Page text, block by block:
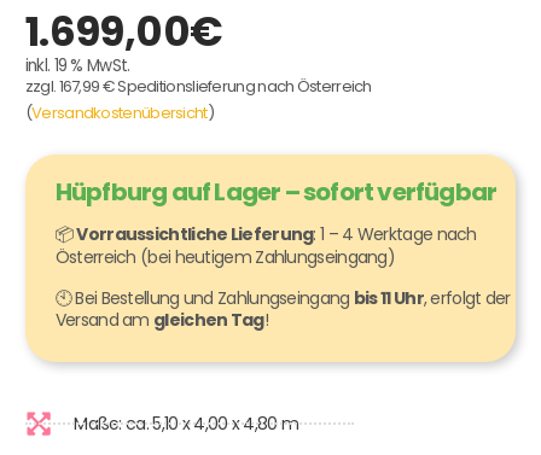
1.699,00€
inkl. 19 % MwSt.
zzgl. 167,99 € Speditionslieferung nach Österreich
(Versandkostenübersicht)
Hüpfburg auf Lager – sofort verfügbar
📦Vorraussichtliche Lieferung: 1 – 4 Werktage nach
Österreich (bei heutigem Zahlungseingang)
🕙 Bei Bestellung und Zahlungseingang bis 11 Uhr, erfolgt der
Versand am gleichen Tag!
Maße: ca. 5,10 x 4,00 x 4,80 m